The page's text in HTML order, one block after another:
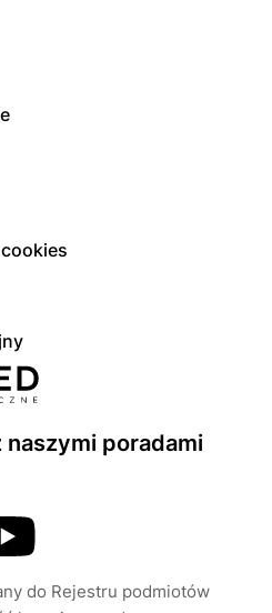
naszymi poradami
do Rejestru podmiotów